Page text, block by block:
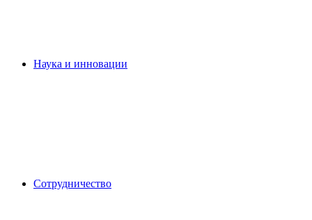
Наука и инновации
Сотрудничество